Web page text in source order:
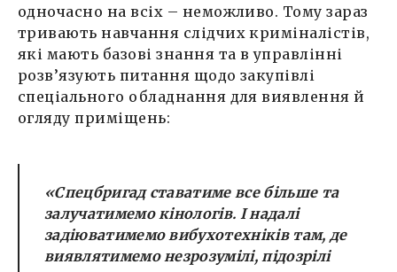
одночасно на всіх – неможливо. Тому зараз
тривають навчання слідчих криміналістів,
які мають базові знання та в управлінні
розв’язують питання щодо закупівлі
спеціального обладнання для виявлення й
огляду приміщень:
«Спецбригад ставатиме все більше та
залучатимемо кінологів. І надалі
задіюватимемо вибухотехніків там, де
виявлятимемо незрозумілі, підозрілі